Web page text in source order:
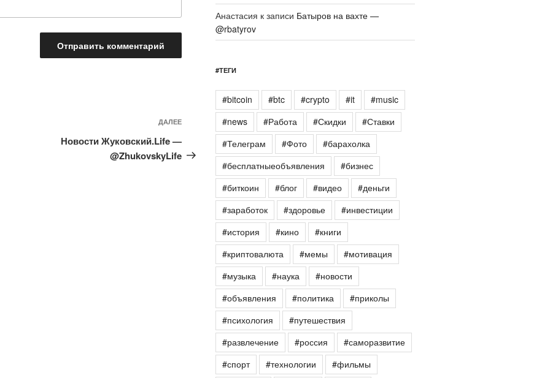
Следующая
запись
ДАЛЕЕ
Новости Жуковский.Life —
@ZhukovskyLife
Анастасия к записи Батыров на вахте —
@rbatyrov
#ТЕГИ
#bitcoin #btc #crypto #it
#music
#news
#Работа #Скидки
#Ставки
#Телеграм
#Фото
#барахолка
#бесплатныеобъявления
#бизнес
#биткоин
#блог #видео
#деньги
#заработок
#здоровье
#инвестиции
#история
#кино
#книги
#криптовалюта
#мемы
#мотивация
#музыка
#наука
#новости
#объявления
#политика
#приколы
#психология
#путешествия
#развлечение
#россия
#саморазвитие
#спорт
#технологии
#фильмы